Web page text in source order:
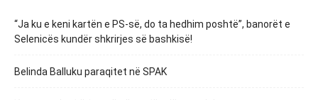
“Ja ku e keni kartën e PS-së, do ta hedhim poshtë”, banorët e
Selenicës kundër shkrirjes së bashkisë!
Belinda Balluku paraqitet në SPAK